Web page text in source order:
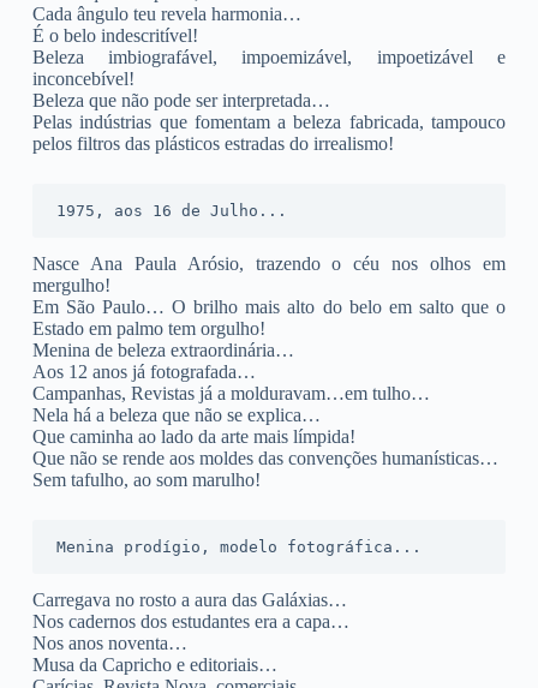
Cada ângulo teu revela harmonia…
É o belo indescritível!
Beleza imbiografável, impoemizável, impoetizável e
inconcebível!
Beleza que não pode ser interpretada…
Pelas indústrias que fomentam a beleza fabricada, tampouco
pelos filtros das plásticos estradas do irrealismo!
1975, aos 16 de Julho...
Nasce Ana Paula Arósio, trazendo o céu nos olhos em
mergulho!
Em São Paulo… O brilho mais alto do belo em salto que o
Estado em palmo tem orgulho!
Menina de beleza extraordinária…
Aos 12 anos já fotografada…
Campanhas, Revistas já a molduravam…em tulho…
Nela há a beleza que não se explica…
Que caminha ao lado da arte mais límpida!
Que não se rende aos moldes das convenções humanísticas…
Sem tafulho, ao som marulho!
Menina prodígio, modelo fotográfica...
Carregava no rosto a aura das Galáxias…
Nos cadernos dos estudantes era a capa…
Nos anos noventa…
Musa da Capricho e editoriais…